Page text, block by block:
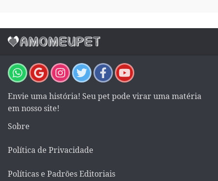
Envie uma história! Seu pet pode virar uma matéria
em nosso site!
Sobre
Política de Privacidade
Políticas e Padrões Editoriais